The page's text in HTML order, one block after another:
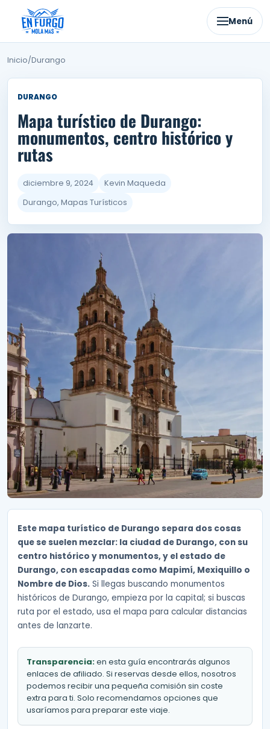
contenido
Menú
Inicio/Durango
DURANGO
Mapa turístico de Durango:
monumentos, centro histórico y
rutas
diciembre 9, 2024
Kevin Maqueda
Durango, Mapas Turísticos
Este mapa turístico de Durango separa dos cosas
que se suelen mezclar: la ciudad de Durango, con su
centro histórico y monumentos, y el estado de
Durango, con escapadas como Mapimí, Mexiquillo o
Nombre de Dios. Si llegas buscando monumentos
históricos de Durango, empieza por la capital; si buscas
ruta por el estado, usa el mapa para calcular distancias
antes de lanzarte.
Transparencia:en esta guía encontrarás algunos
enlaces de afiliado. Si reservas desde ellos, nosotros
podemos recibir una pequeña comisión sin coste
extra para ti. Solo recomendamos opciones que
usaríamos para preparar este viaje.